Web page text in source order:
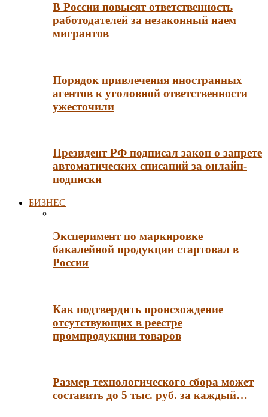
В России повысят ответственность
работодателей за незаконный наем
мигрантов
Порядок привлечения иностранных
агентов к уголовной ответственности
ужесточили
Президент РФ подписал закон о запрете
автоматических списаний за онлайн-
подписки
БИЗНЕС
Эксперимент по маркировке
бакалейной продукции стартовал в
России
Как подтвердить происхождение
отсутствующих в реестре
промпродукции товаров
Размер технологического сбора может
составить до 5 тыс. руб. за каждый…